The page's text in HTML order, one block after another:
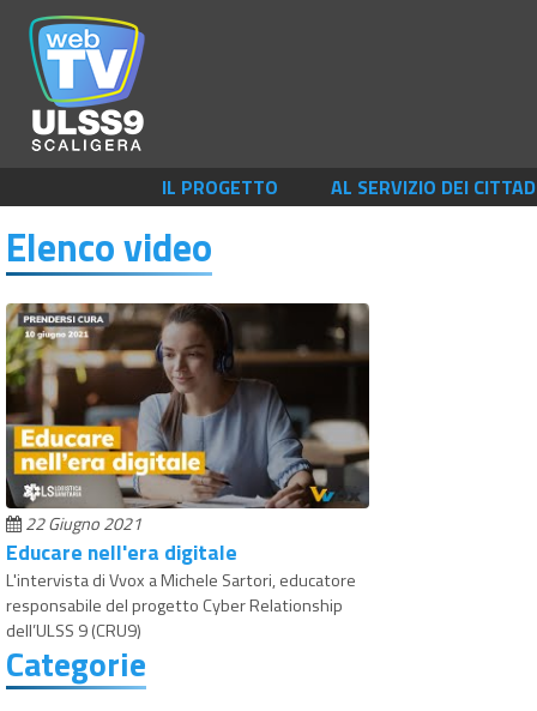
IL PROGETTO AL SERVIZIO DEI
Elenco video
22 Giugno 2021
Educare nell'era digitale
L'intervista di Vvox a Michele Sartori, educatore
responsabile del progetto Cyber Relationship
dell’ULSS 9 (CRU9)
Categorie